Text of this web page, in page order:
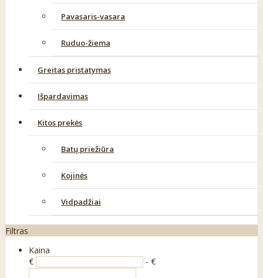
Pavasaris-vasara
Ruduo-žiema
Greitas pristatymas
Išpardavimas
Kitos prekės
Batų priežiūra
Kojinės
Vidpadžiai
Filtras
Kaina
€
- €